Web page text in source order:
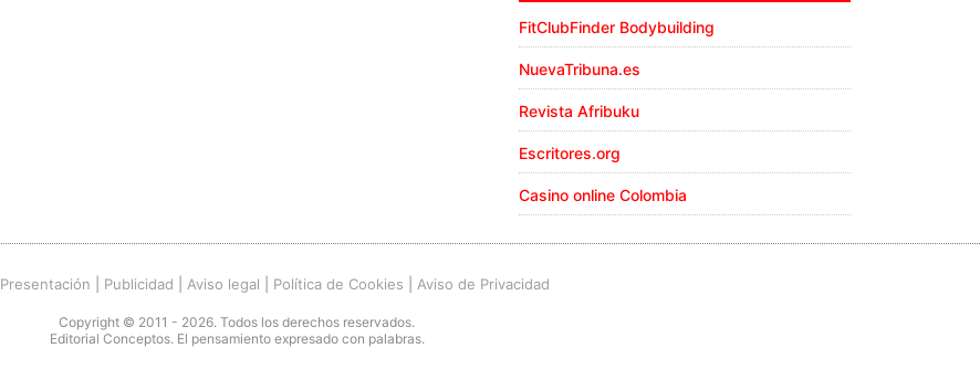
FitClubFinder Bodybuilding
NuevaTribuna.es
Revista Afribuku
Escritores.org
Casino online Colombia
Presentación Publicidad Aviso legal Política de Cookies Aviso de Privacidad
Copyright © 2011 - 2026. Todos los derechos reservados.
Editorial Conceptos. El pensamiento expresado con palabras.